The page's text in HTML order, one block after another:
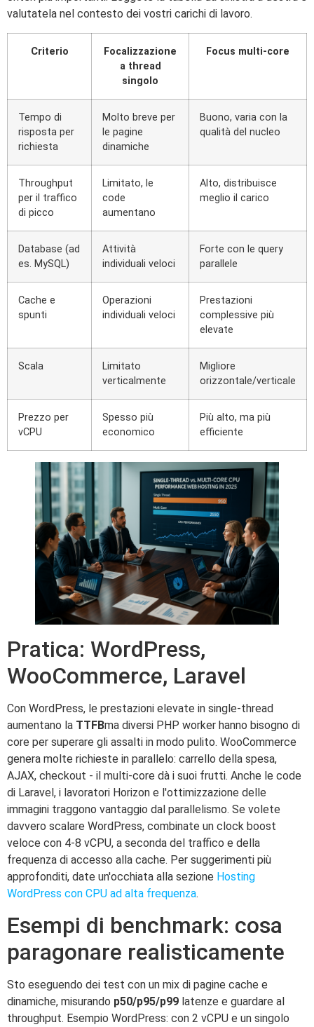
valutatela nel contesto dei vostri carichi di lavoro.
Criterio
Focalizzazione
a thread
singolo
Focus multi-core
Tempo di
risposta per
richiesta
Molto breve per
le pagine
dinamiche
Buono, varia con la
qualità del nucleo
Throughput
per il traffico
di picco
Limitato, le
code
aumentano
Alto, distribuisce
meglio il carico
Database (ad
es. MySQL)
Attività
individuali veloci
Forte con le query
parallele
Cache e
spunti
Operazioni
individuali veloci
Prestazioni
complessive più
elevate
Scala
Limitato
verticalmente
Migliore
orizzontale/verticale
Prezzo per
vCPU
Spesso più
economico
Più alto, ma più
efficiente
Pratica: WordPress,
WooCommerce, Laravel
Con WordPress, le prestazioni elevate in single-thread
aumentano la TTFBma diversi PHP worker hanno bisogno di
core per superare gli assalti in modo pulito. WooCommerce
genera molte richieste in parallelo: carrello della spesa,
AJAX, checkout - il multi-core dà i suoi frutti. Anche le code
di Laravel, i lavoratori Horizon e l'ottimizzazione delle
immagini traggono vantaggio dal parallelismo. Se volete
davvero scalare WordPress, combinate un clock boost
veloce con 4-8 vCPU, a seconda del traffico e della
frequenza di accesso alla cache. Per suggerimenti più
approfonditi, date un'occhiata alla sezione Hosting
WordPress con CPU ad alta frequenza.
Esempi di benchmark: cosa
paragonare realisticamente
Sto eseguendo dei test con un mix di pagine cache e
dinamiche, misurando p50/p95/p99 latenze e guardare al
throughput. Esempio WordPress: con 2 vCPU e un singolo